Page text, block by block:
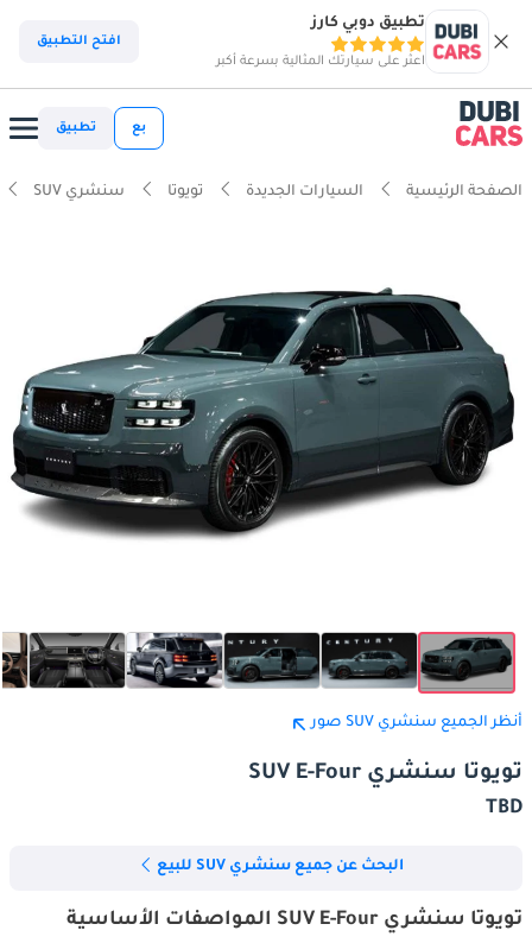
تطبيق دوبي كارز
اعثر على سيارتك المثالية بسرعة أكبر
افتح التطبيق
بع تطبيق
الصفحة الرئيسية السيارات الجديدة تويوتا سنشري SUV
أنظر الجميع سنشري SUV صور
تويوتا سنشري SUV E-Four
TBD
البحث عن جميع سنشري SUV للبيع
تويوتا سنشري SUV E-Four المواصفات الأساسية